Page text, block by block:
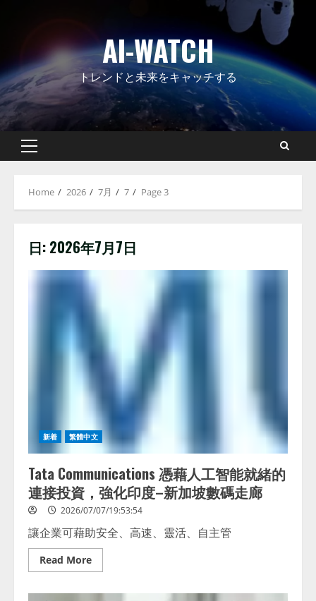
AI-WATCH
トレンドと未来をキャッチする
Primary
Home 2026 7月 7 Page 3
日: 2026年7月7日
新着 繁體中文
Tata Communications 憑藉人工智能就緒的
連接投資，強化印度–新加坡數碼走廊
2026/07/07/19:53:54
讓企業可藉助安全、高速、靈活、自主管
Read MoreRead
more